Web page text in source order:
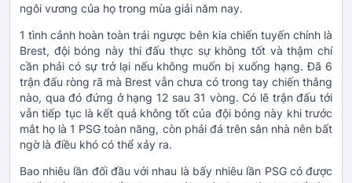
ngôi vương của họ trong mùa giải năm nay.
1 tình cảnh hoàn toàn trái ngược bên kia chiến tuyến chính là
Brest, đội bóng này thi đấu thực sự không tốt và thậm chí
cần phải có sự trở lại nếu không muốn bị xuống hạng. Đã 6
trận đấu ròng rã mà Brest vẫn chưa có trong tay chiến thắng
nào, qua đó đứng ở hạng 12 sau 31 vòng. Có lẽ trận đấu tới
vẫn tiếp tục là kết quả không tốt của đội bóng này khi trước
mắt họ là 1 PSG toàn năng, còn phải đá trên sân nhà nên bất
ngờ là điều khó có thể xảy ra.
Bao nhiêu lần đối đầu với nhau là bấy nhiêu lần PSG có được